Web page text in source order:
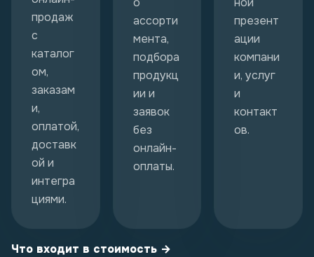
продаж
с
каталог
ом,
заказам
и,
оплатой,
доставк
ой и
интегра
циями.
ассорти
мента,
подбора
продукц
ии и
заявок
без
онлайн-
оплаты.
презент
ации
компани
и, услуг
и
контакт
ов.
Что входит в стоимость →